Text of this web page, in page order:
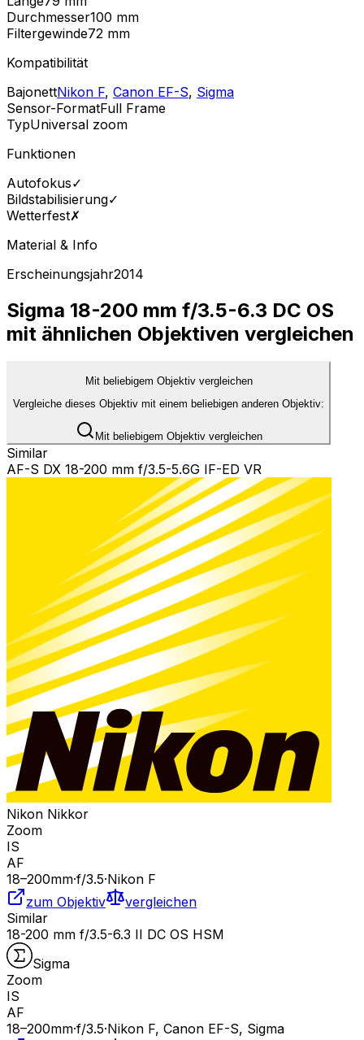
Durchmesser100 mm
Filtergewinde72 mm
Kompatibilität
BajonettNikon F, Canon EF-S, Sigma
Sensor-FormatFull Frame
TypUniversal zoom
Funktionen
Autofokus✓
Bildstabilisierung✓
Wetterfest✗
Material & Info
Erscheinungsjahr2014
Sigma 18-200 mm f/3.5-6.3 DC OS
mit ähnlichen Objektiven vergleichen
Mit beliebigem Objektiv vergleichen
Vergleiche dieses Objektiv mit einem beliebigen anderen Objektiv:
Mit beliebigem Objektiv vergleichen
Similar
AF-S DX 18-200 mm f/3.5-5.6G IF-ED VR
Nikon Nikkor
Zoom
IS
AF
18–200mm·f/3.5·Nikon F
zum Objektiv
vergleichen
Similar
18-200 mm f/3.5-6.3 II DC OS HSM
Sigma
Zoom
IS
AF
18–200mm·f/3.5·Nikon F, Canon EF-S, Sigma